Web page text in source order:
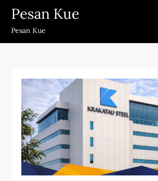
Skip
content
Pesan Kue
Pesan Kue